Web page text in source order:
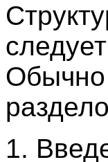
Обычно
1.